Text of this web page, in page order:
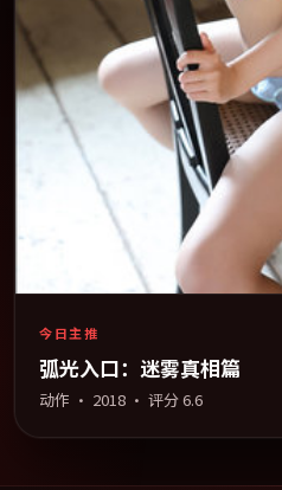
今日主推
弧光入口：迷雾真相篇
动作 · 2018 · 评分6.6